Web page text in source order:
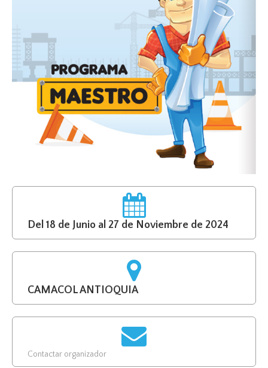
Del 18 de Junio al 27 de Noviembre de 2024
CAMACOL ANTIOQUIA
Contactar organizador